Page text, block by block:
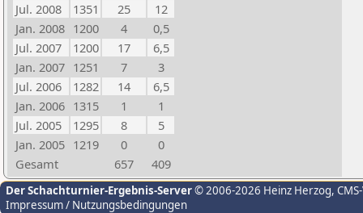
Jul. 2008
1351 25
12
Jan. 2008 1200 4
0,5
Jul. 2007
1200 17
6,5
Jan. 2007 1251 7
3
Jul. 2006
1282 14
6,5
Jan. 2006 1315 1
1
Jul. 2005
1295 8
5
Jan. 2005 1219 0
0
Gesamt
657 409
Der Schachturnier-Ergebnis-Server© 2006-2026 Heinz Herzog,
Impressum / Nutzungsbedingungen